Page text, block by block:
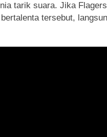
tarik suara. Jika
tersebut,